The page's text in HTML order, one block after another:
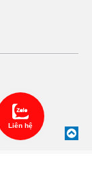
Liên hệ